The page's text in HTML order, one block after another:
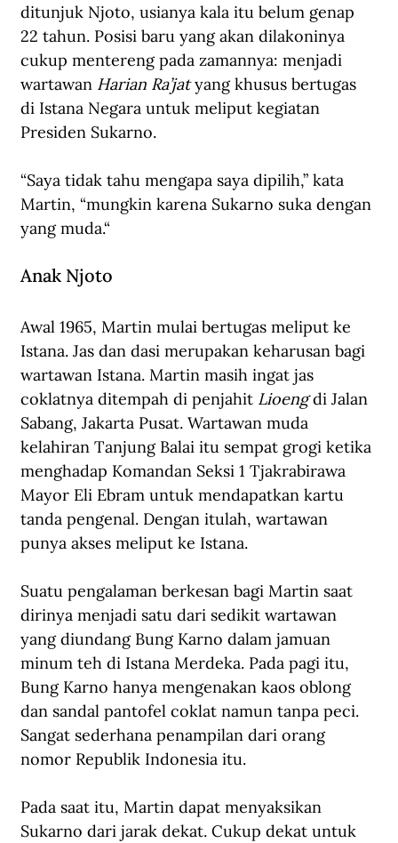
ditunjuk Njoto, usianya kala itu belum genap
22 tahun. Posisi baru yang akan dilakoninya
cukup mentereng pada zamannya: menjadi
wartawan Harian Ra’jat yang khusus bertugas
di Istana Negara untuk meliput kegiatan
Presiden Sukarno.
“Saya tidak tahu mengapa saya dipilih,” kata
Martin, “mungkin karena Sukarno suka dengan
yang muda.“
Anak Njoto
Awal 1965, Martin mulai bertugas meliput ke
Istana. Jas dan dasi merupakan keharusan bagi
wartawan Istana. Martin masih ingat jas
coklatnya ditempah di penjahit Lioeng di Jalan
Sabang, Jakarta Pusat. Wartawan muda
kelahiran Tanjung Balai itu sempat grogi ketika
menghadap Komandan Seksi 1 Tjakrabirawa
Mayor Eli Ebram untuk mendapatkan kartu
tanda pengenal. Dengan itulah, wartawan
punya akses meliput ke Istana.
Suatu pengalaman berkesan bagi Martin saat
dirinya menjadi satu dari sedikit wartawan
yang diundang Bung Karno dalam jamuan
minum teh di Istana Merdeka. Pada pagi itu,
Bung Karno hanya mengenakan kaos oblong
dan sandal pantofel coklat namun tanpa peci.
Sangat sederhana penampilan dari orang
nomor Republik Indonesia itu.
Pada saat itu, Martin dapat menyaksikan
Sukarno dari jarak dekat. Cukup dekat untuk